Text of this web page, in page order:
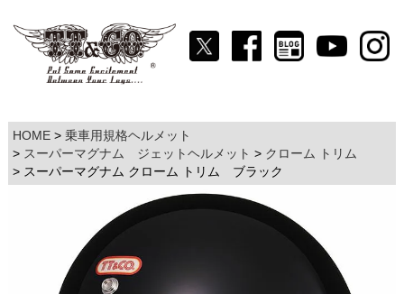
HOME
乗車用規格ヘルメット
スーパーマグナム ジェットヘルメット
クローム トリム
スーパーマグナム クローム トリム ブラック